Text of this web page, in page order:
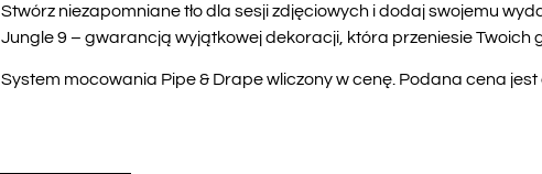
Stwórz niezapomniane tło dla sesji zdjęciowych i dodaj swojemu
Jungle 9 – gwarancją wyjątkowej dekoracji, która przeniesie Twoich
System mocowania Pipe & Drape wliczony w cenę. Podana cena